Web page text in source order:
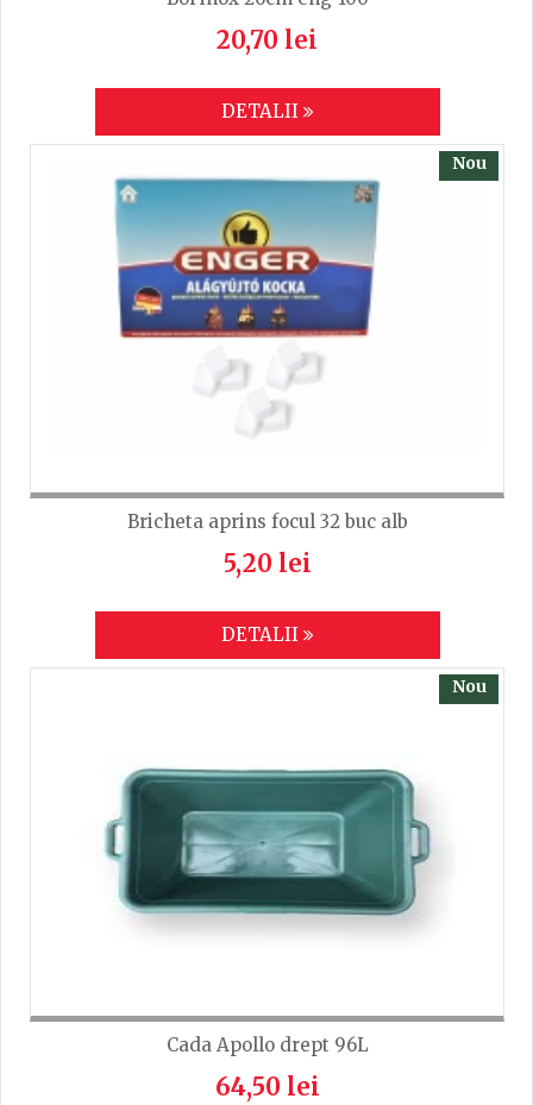
20,70 lei
DETALII
Nou
Bricheta aprins focul 32 buc alb
5,20 lei
DETALII
Nou
Cada Apollo drept 96L
64,50 lei